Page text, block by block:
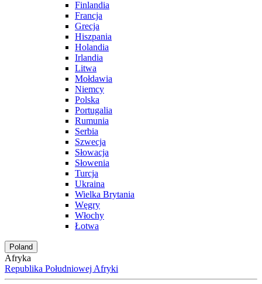
Finlandia
Francja
Grecja
Hiszpania
Holandia
Irlandia
Litwa
Mołdawia
Niemcy
Polska
Portugalia
Rumunia
Serbia
Szwecja
Słowacja
Słowenia
Turcja
Ukraina
Wielka Brytania
Węgry
Włochy
Łotwa
Poland
Afryka
Republika Południowej Afryki